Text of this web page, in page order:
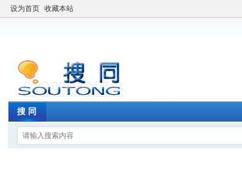
设为首页 收藏本站
搜 同